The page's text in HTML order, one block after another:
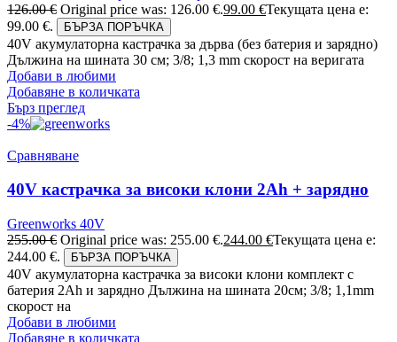
126.00€ Original price was: 126.00 €.99.00 €Текущата цена е:
99.00 €.
БЪРЗА ПОРЪЧКА
40V акумулаторна кастрачка за дърва (без батерия и зарядно)
Дължина на шината 30 см; 3/8; 1,3 mm скорост на веригата
Добави в любими
Добавяне в количката
Бърз преглед
-4%
Сравняване
40V кастрачка за високи клони 2Ah + зарядно
Greenworks 40V
255.00€ Original price was: 255.00 €.244.00 €Текущата цена е:
244.00 €.
БЪРЗА ПОРЪЧКА
40V акумулаторна кастрачка за високи клони комплект с
батерия 2Ah и зарядно Дължина на шината 20см; 3/8; 1,1mm
скорост на
Добави в любими
Добавяне в количката